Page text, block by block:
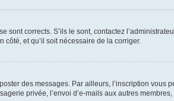
corrects. S’ils le sont, contactez
côté, et qu’il soit nécessaire de la corriger.
des messages. Par ailleurs, l’inscription vous
privée, l’envoi d’e-mails aux autres membres,